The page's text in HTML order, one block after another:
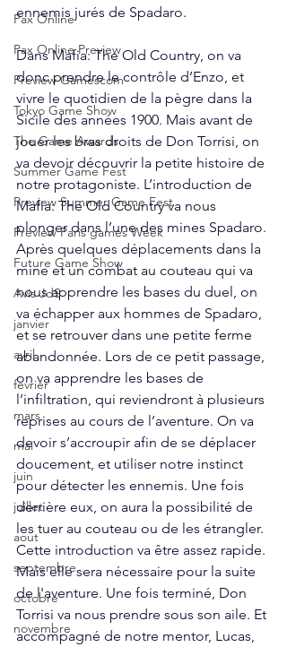
Pax Online
Pax Online Preview
Preview Gamescom
Tokyo Game Show
The Game Awards
Summer Game Fest
Preview Summer Game Fest
Preview Paris games Week
Future Game Show
Avis JdS
janvier
avril
fevrier
mars
mai
juin
juillet
aout
septembre
octobre
novembre
ennemis jurés de Spadaro.
Dans Mafia: The Old Country, on va
donc prendre le contrôle d’Enzo, et
vivre le quotidien de la pègre dans la
Sicile des années 1900. Mais avant de
jouer les bras droits de Don Torrisi, on
va devoir découvrir la petite histoire de
notre protagoniste. L’introduction de
Mafia: The Old Country va nous
plonger dans l’une des mines Spadaro.
Après quelques déplacements dans la
mine et un combat au couteau qui va
nous apprendre les bases du duel, on
va échapper aux hommes de Spadaro,
et se retrouver dans une petite ferme
abandonnée. Lors de ce petit passage,
on va apprendre les bases de
l’infiltration, qui reviendront à plusieurs
reprises au cours de l’aventure. On va
devoir s’accroupir afin de se déplacer
doucement, et utiliser notre instinct
pour détecter les ennemis. Une fois
derrière eux, on aura la possibilité de
les tuer au couteau ou de les étrangler.
Cette introduction va être assez rapide.
Mais elle sera nécessaire pour la suite
de l'aventure. Une fois terminé, Don
Torrisi va nous prendre sous son aile. Et
accompagné de notre mentor, Lucas,